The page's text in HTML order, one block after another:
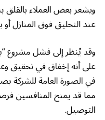
ويشعر بعض العملاء
عند التحليق فوق المنازل
وقد يُنظر إلى فشل مشروع
على أنه إخفاق في تحقيق
في الصورة العامة للشركة
مما قد يمنح المنافسين
التوصيل.